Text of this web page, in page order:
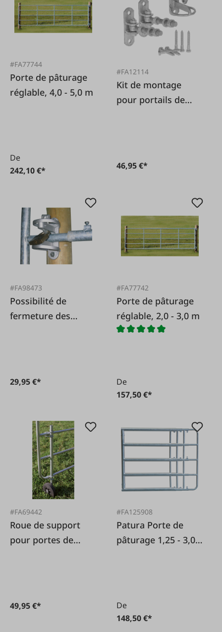
#FA77744
Porte de pâturage
réglable, 4,0 - 5,0 m
De
242,10 €*
#FA12114
Kit de montage
pour portails de
46,95 €*
#FA98473
Possibilité de
fermeture des
29,95 €*
#FA77742
Porte de pâturage
réglable, 2,0 - 3,0 m
De
157,50 €*
#FA69442
Roue de support
pour portes de
49,95 €*
#FA125908
Patura Porte de
pâturage 1,25 - 3,00
De
148,50 €*